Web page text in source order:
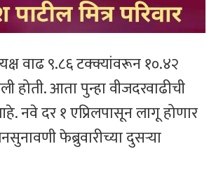
वाढ ९.८६ टक्क्यांवरून १०.४२
होती. आता पुन्हा वीजदरवाढीची
नवे दर १ एप्रिलपासून लागू होणार
फेब्रुवारीच्या दुसऱ्या